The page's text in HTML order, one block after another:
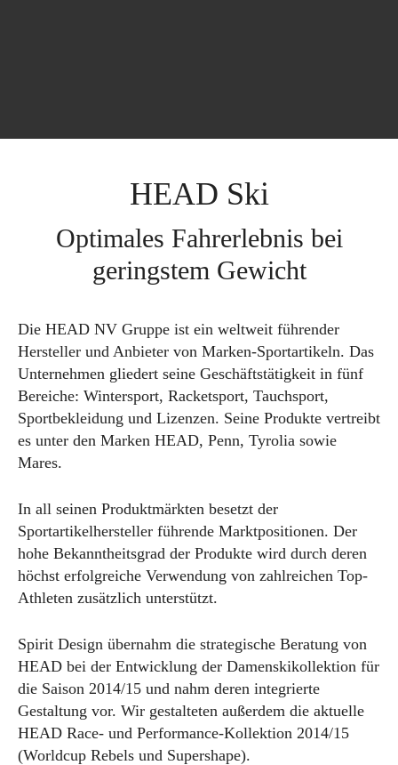
HEAD Ski
Optimales Fahrerlebnis bei
geringstem Gewicht
Die HEAD NV Gruppe ist ein weltweit führender
Hersteller und Anbieter von Marken-Sportartikeln. Das
Unternehmen gliedert seine Geschäftstätigkeit in fünf
Bereiche: Wintersport, Racketsport, Tauchsport,
Sportbekleidung und Lizenzen. Seine Produkte vertreibt
es unter den Marken HEAD, Penn, Tyrolia sowie
Mares.
In all seinen Produktmärkten besetzt der
Sportartikelhersteller führende Marktpositionen. Der
hohe Bekanntheitsgrad der Produkte wird durch deren
höchst erfolgreiche Verwendung von zahlreichen Top-
Athleten zusätzlich unterstützt.
Spirit Design übernahm die strategische Beratung von
HEAD bei der Entwicklung der Damenskikollektion für
die Saison 2014/15 und nahm deren integrierte
Gestaltung vor. Wir gestalteten außerdem die aktuelle
HEAD Race- und Performance-Kollektion 2014/15
(Worldcup Rebels und Supershape).